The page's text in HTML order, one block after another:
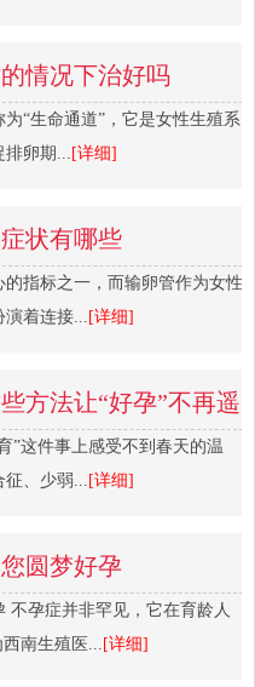
情况下治好吗
“生命通道”，它是女性生殖系
卵期...
[详细]
状有哪些
指标之一，而输卵管作为女性
演着连接... [详细]
方法让“好孕”不再遥
”这件事上感受不到春天的温
征、少弱... [详细]
圆梦好孕
不孕症并非罕见，它在育龄人
南生殖医... [详细]